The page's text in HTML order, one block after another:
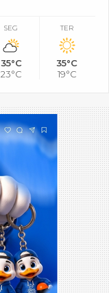
SEG
35°C
23°C
TER
35°C
19°C